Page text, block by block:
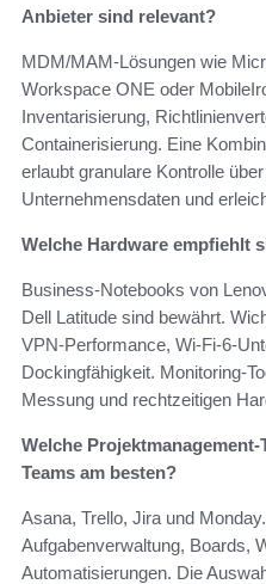
Anbieter sind relevant?
MDM/MAM-Lösungen wie
Workspace ONE oder
Inventarisierung,
Containerisierung. Eine
erlaubt granulare Kontrolle
Unternehmensdaten und
Welche Hardware empfiehlt
Business-Notebooks von
Dell Latitude sind bewährt.
VPN-Performance, Wi‑Fi-6-
Dockingfähigkeit. Monitoring-
Messung und rechtzeitigen
Welche
Teams am besten?
Asana, Trello, Jira und
Aufgabenverwaltung, Boards,
Automatisierungen. Die